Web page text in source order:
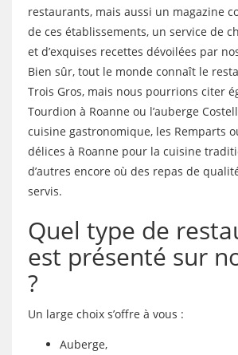
restaurants, mais aussi un magazine
de ces établissements, un service de
et d’exquises recettes dévoilées par
Bien sûr, tout le monde connaît le
Trois Gros, mais nous pourrions citer
Tourdion à Roanne ou l’auberge
cuisine gastronomique, les Remparts
délices à Roanne pour la cuisine
d’autres encore où des repas de
servis.
Quel type de
est présenté sur
?
Un large choix s’offre à vous :
Auberge,